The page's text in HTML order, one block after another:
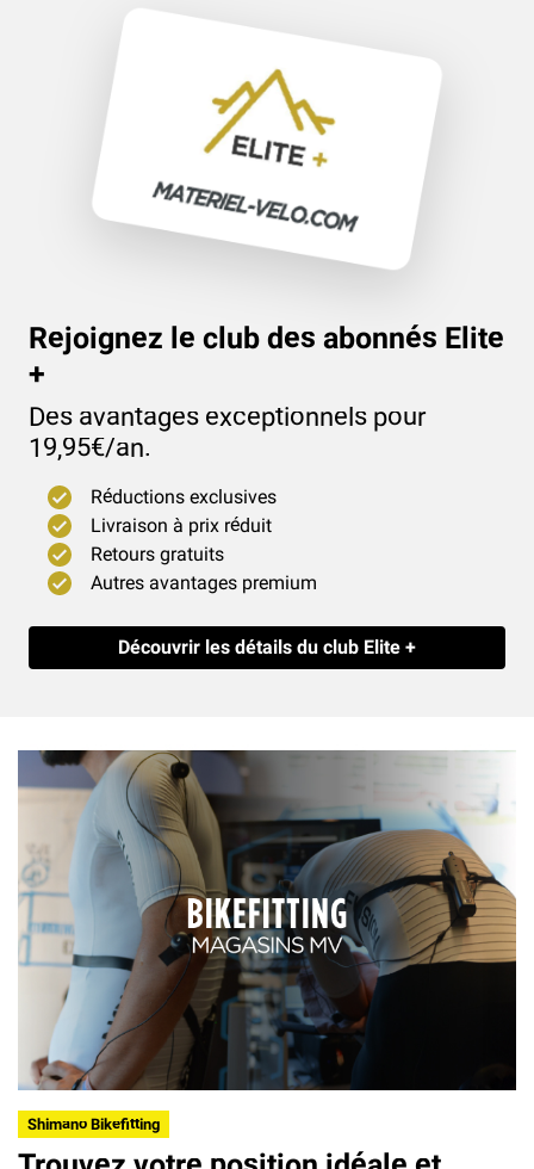
Rejoignez le club des abonnés Elite
+
Des avantages exceptionnels pour
19,95€/an.
Réductions exclusives
Livraison à prix réduit
Retours gratuits
Autres avantages premium
Découvrir les détails du club Elite +
Shimano Bikefitting